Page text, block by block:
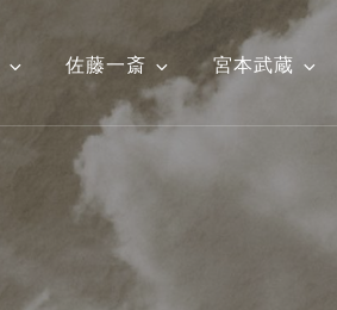
佐藤一斎 宮本武蔵